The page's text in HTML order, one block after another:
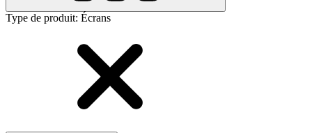
Type de produit: Écrans